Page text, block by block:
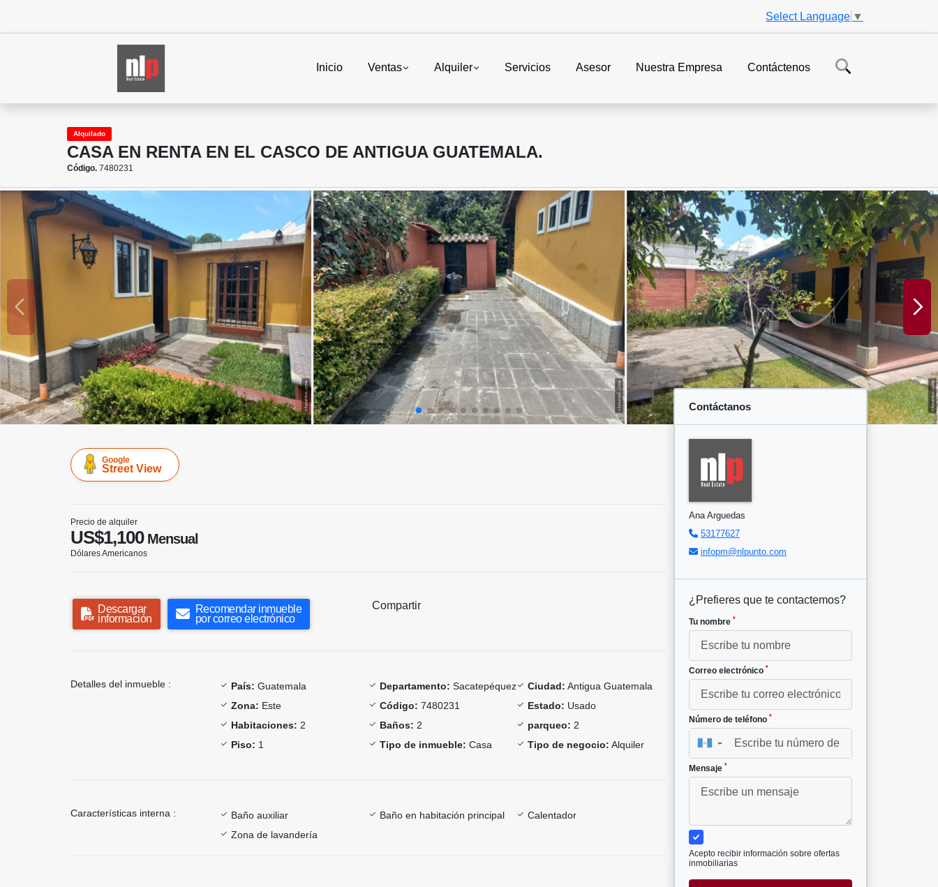
Select Language ▼
Inicio Ventas Alquiler Servicios Asesor Nuestra Empresa Contáctenos
Alquilado
CASA EN RENTA EN EL CASCO DE ANTIGUA GUATEMALA.
Código. 7480231
Google
Street View
Precio de alquiler
US$1,100Mensual
Dólares Americanos
Descargar
información
Recomendar inmueble
por correo electrónico
Compartir
Detalles del inmueble : País: Guatemala Departamento: Sacatepéquez Ciudad: Antigua Guatemala
Zona: Este Código: 7480231 Estado: Usado
Habitaciones: 2 Baños: 2 parqueo: 2
Piso: 1 Tipo de inmueble: Casa Tipo de negocio: Alquiler
Características interna : Baño auxiliar Baño en habitación principal
Calentador
Zona de lavandería
Contáctanos
Ana Arguedas
53177627
infopm@nlpunto.com
¿Prefieres que te contactemos?
Tu nombre *
Correo electrónico *
Número de teléfono *
▼
Mensaje *
Acepto recibir información sobre ofertas
inmobiliarias